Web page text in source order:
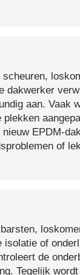
dakwerker
aan. Vaak
EPDM-
of
isolatie of
de
Tegelijk